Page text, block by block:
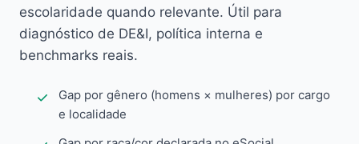
escolaridade quando relevante. Útil para
diagnóstico de DE&I, política interna e
benchmarks reais.
Gap por gênero (homens × mulheres) por cargo
e localidade